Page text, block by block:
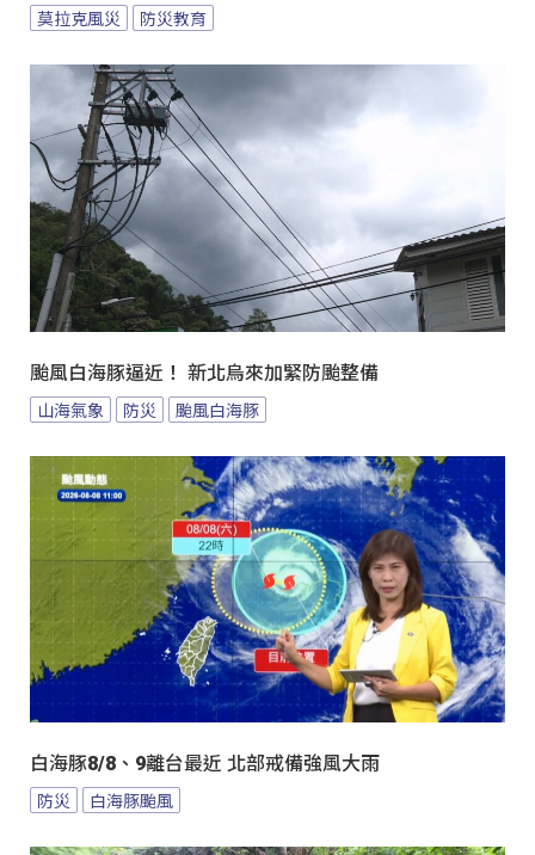
莫拉克風災
防災教育
颱風白海豚逼近！ 新北烏來加緊防颱整備
山海氣象 防災 颱風白海豚
白海豚8/8、9離台最近 北部戒備強風大雨
防災 白海豚颱風